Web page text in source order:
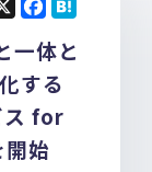
一体と
する
ス for
始
a
ce
b
o
o
at
e
n
a